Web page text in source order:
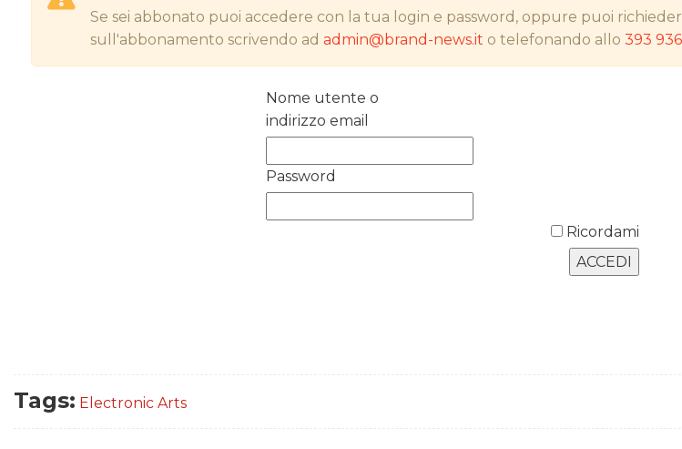
CASE HISTORY
Se sei abbonato puoi accedere con la tua login e password, oppure puoi
sull'abbonamento scrivendo adadmin@brand-news.it o telefonando allo393
Nome utente o
indirizzo email
Password
Ricordami
Tags: Electronic Arts